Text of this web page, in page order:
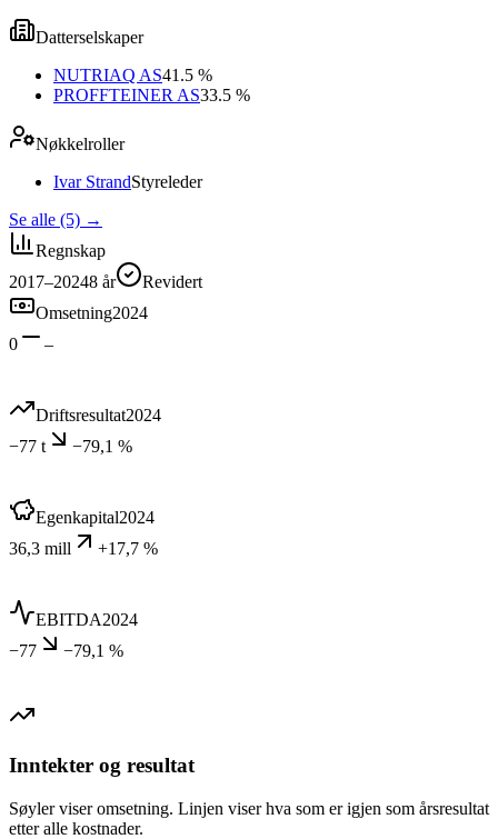
Datterselskaper
NUTRIAQ AS41.5 %
PROFFTEINER AS33.5 %
Nøkkelroller
Ivar StrandStyreleder
Se alle (5) →
Regnskap
2017–20248 år
Revidert
Omsetning2024
0
–
Driftsresultat2024
−77 t
−79,1 %
Egenkapital2024
36,3 mill
+17,7 %
EBITDA2024
−77
−79,1 %
Inntekter og resultat
Søyler viser omsetning. Linjen viser hva som er igjen som årsresultat
etter alle kostnader.